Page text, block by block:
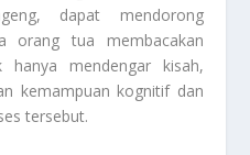
dapat mendorong
orang tua membacakan
hanya mendengar kisah,
kemampuan kognitif dan
tersebut.